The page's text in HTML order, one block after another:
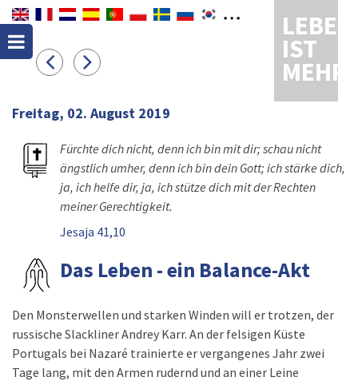
LEBEN
IST
MEHR
Freitag, 02. August 2019
Fürchte dich nicht, denn ich bin mit dir; schau nicht
ängstlich umher, denn ich bin dein Gott; ich stärke dich,
ja, ich helfe dir, ja, ich stütze dich mit der Rechten
meiner Gerechtigkeit.
Jesaja 41,10
Das Leben - ein Balance-Akt
Den Monsterwellen und starken Winden will er trotzen, der
russische Slackliner Andrey Karr. An der felsigen Küste
Portugals bei Nazaré trainierte er vergangenes Jahr zwei
Tage lang, mit den Armen rudernd und an einer Leine